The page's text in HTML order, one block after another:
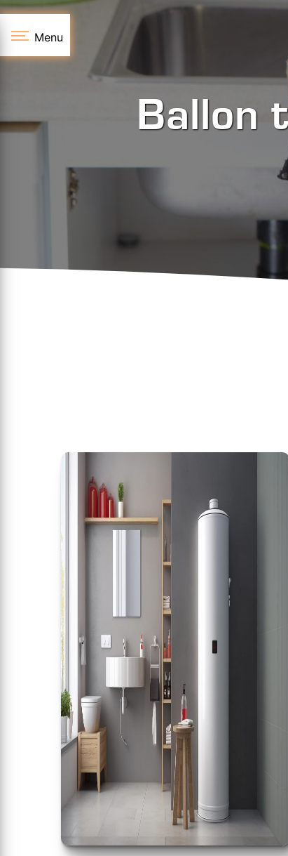
Menu
Ballon
Panneau de gestion des cookies